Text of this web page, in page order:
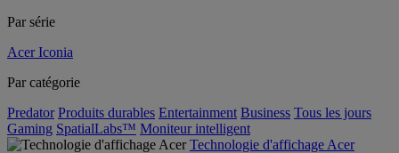
Par série
Acer Iconia
Par catégorie
Predator Produits durables Entertainment Business Tous les jours
Gaming SpatialLabs™ Moniteur intelligent
Technologie d'affichage Acer